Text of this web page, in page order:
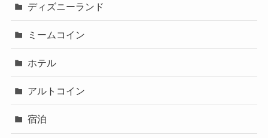
ディズニーランド
ミームコイン
ホテル
アルトコイン
宿泊